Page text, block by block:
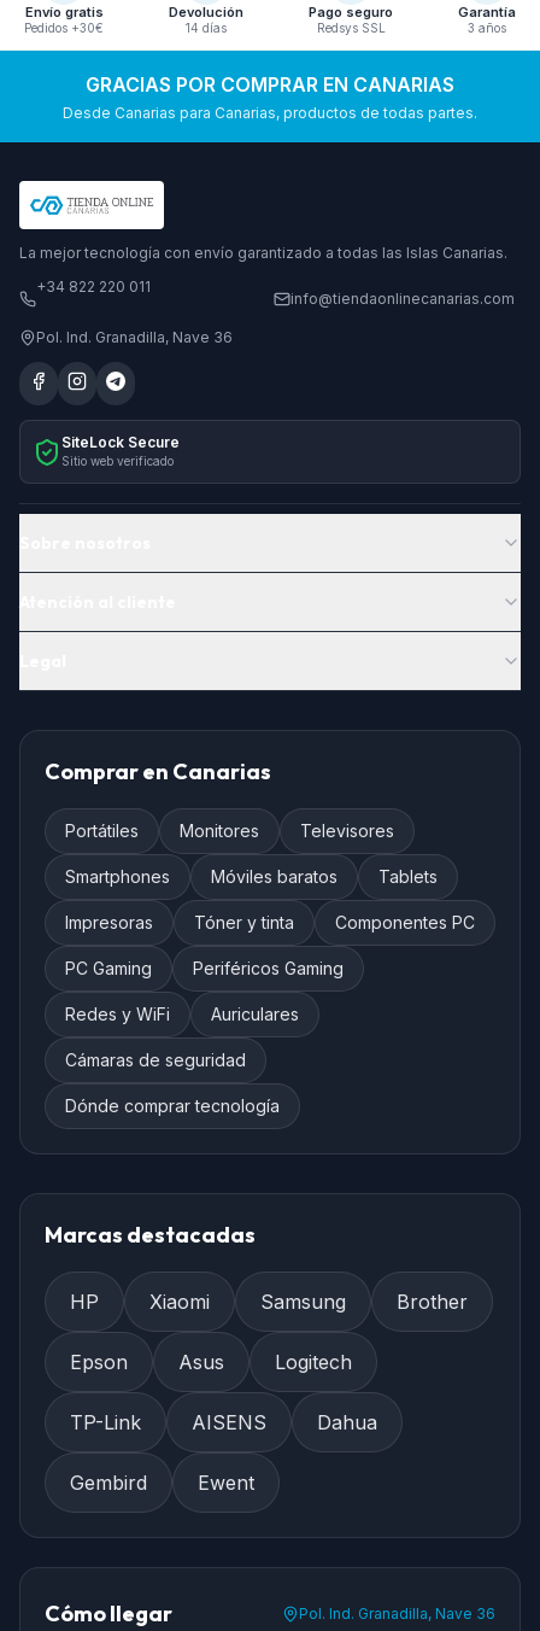
Envío gratis
Pedidos +30€
Devolución
14 días
Pago seguro
Redsys SSL
Garantía
3 años
GRACIAS POR COMPRAR EN CANARIAS
Desde Canarias para Canarias, productos de todas partes.
La mejor tecnología con envío garantizado a todas las Islas Canarias.
+34 822 220 011
info@tiendaonlinecanarias.com
Pol. Ind. Granadilla, Nave 36
SiteLock Secure
Sitio web verificado
Comprar en Canarias
Portátiles Monitores Televisores
Smartphones Móviles baratos Tablets
Impresoras Tóner y tinta Componentes PC
PC Gaming Periféricos Gaming
Redes y WiFi Auriculares
Cámaras de seguridad
Dónde comprar tecnología
Marcas destacadas
HP Xiaomi Samsung Brother
Epson Asus Logitech
TP-Link AISENS Dahua
Gembird Ewent
Cómo llegar Pol. Ind. Granadilla, Nave 36